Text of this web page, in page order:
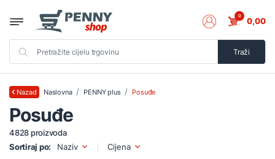
Traži
0 0,00
Nazad Naslovna PENNY plus Posuđe
Posuđe
4828 proizvoda
Sortiraj po:
Naziv Cijena